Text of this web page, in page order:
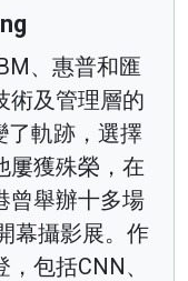
、惠普和匯
術及管理層的
了軌跡，選擇
屢獲殊榮，在
曾舉辦十多場
幕攝影展。作
包括CNN、